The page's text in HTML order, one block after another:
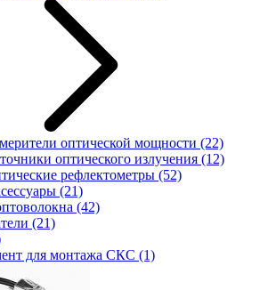
оптической мощности (22)
оптического излучения (12)
рефлектометры (52)
(21)
(42)
(21)
для монтажа СКС (1)